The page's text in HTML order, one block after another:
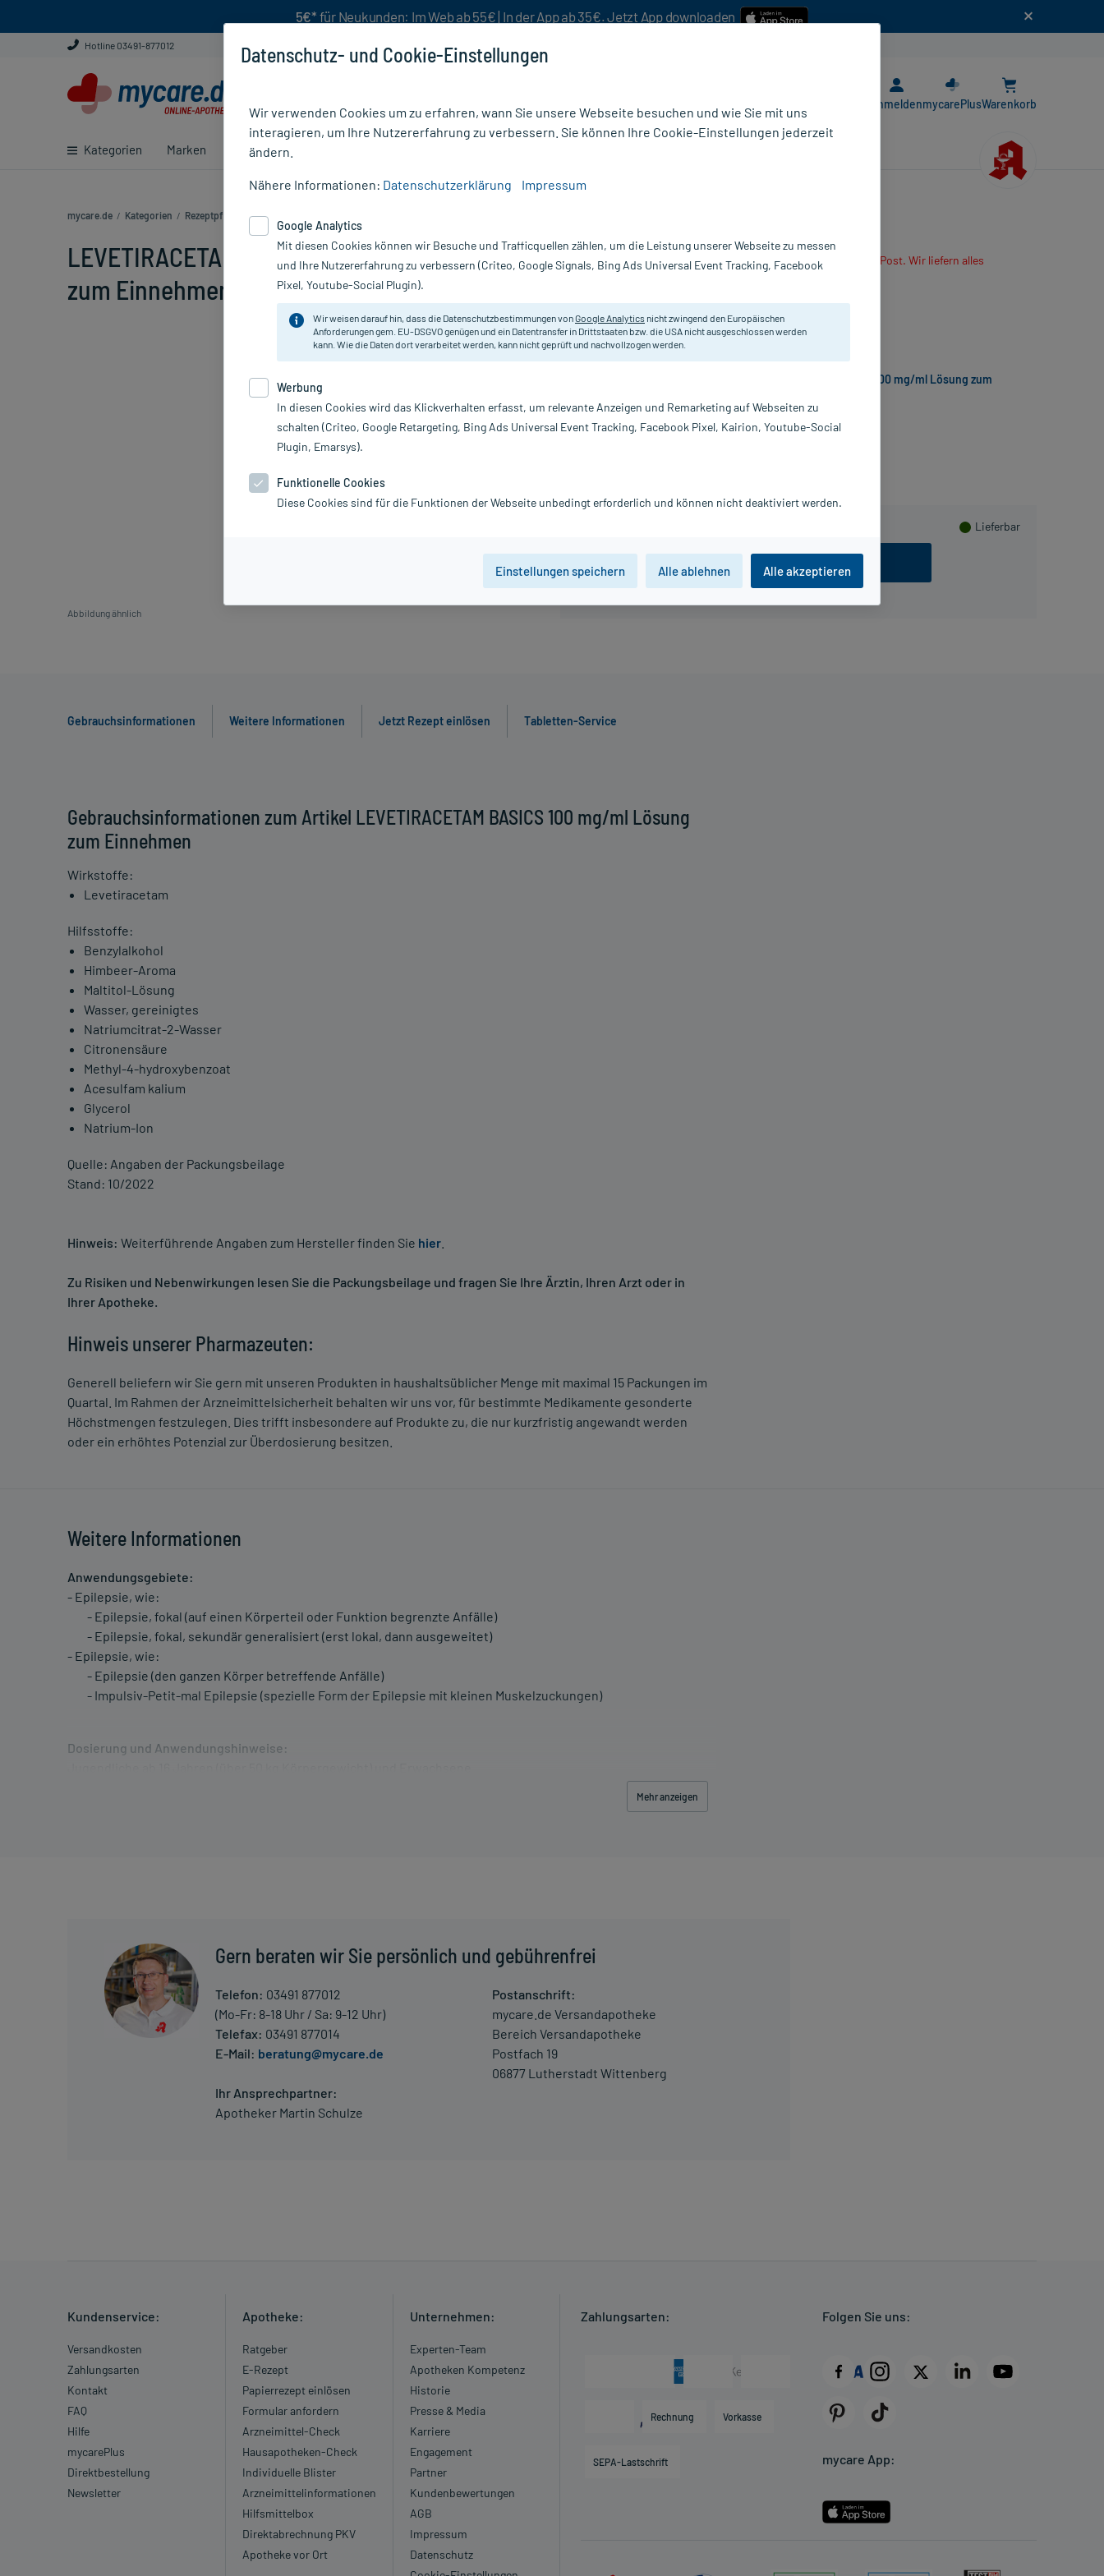
5€* für Neukunden: Im Web ab 55€ | In der App ab 35€. Jetzt App downloaden
Hotline 03491-877012
Kategorien Marken Ratgeber
AnmeldenmycarePlusWarenkorb
mycare.de / Kategorien / Rezeptpflichtige Medikamente
LEVETIRACETAM BASICS 100 mg/ml Lösung
zum Einnehmen, 300 ml
Abbildung ähnlich
43,16 €
Lieferbar
Scannen Sie Ihr E-Rezept in der mycare App oder senden es per Post. Wir liefern alles
versandkostenfrei* - inklusive Ihrer mitbestellten Produkte.
Darreichung:
Lösung zum Einnehmen
Inhalt:
300 ml
PZN:
Hersteller:
Basics GmbH
LEVETIRACETAM BASICS 100 mg/ml Lösung zum
Gebrauchsinformationen Weitere Informationen Jetzt Rezept einlösen Tabletten-Service
Gebrauchsinformationen zum Artikel LEVETIRACETAM BASICS 100 mg/ml Lösung
zum Einnehmen
Wirkstoffe:
Levetiracetam
Hilfsstoffe:
Benzylalkohol
Himbeer-Aroma
Maltitol-Lösung
Wasser, gereinigtes
Natriumcitrat-2-Wasser
Citronensäure
Methyl-4-hydroxybenzoat
Acesulfam kalium
Glycerol
Natrium-Ion
Quelle: Angaben der Packungsbeilage
Stand: 10/2022
Hinweis: Weiterführende Angaben zum Hersteller finden Sie hier
Zu Risiken und Nebenwirkungen lesen Sie die Packungsbeilage und fragen Sie Ihre Ärztin, Ihren Arzt oder in
Ihrer Apotheke.
Hinweis unserer Pharmazeuten:
Generell beliefern wir Sie gern mit unseren Produkten in haushaltsüblicher Menge mit maximal 15 Packungen im
Quartal. Im Rahmen der Arzneimittelsicherheit behalten wir uns vor, für bestimmte Medikamente gesonderte
Höchstmengen festzulegen. Dies trifft insbesondere auf Produkte zu, die nur kurzfristig angewandt werden
oder ein erhöhtes Potenzial zur Überdosierung besitzen.
Weitere Informationen
Anwendungsgebiete:
- Epilepsie, wie:
- Epilepsie, fokal (auf einen Körperteil oder Funktion begrenzte Anfälle)
- Epilepsie, fokal, sekundär generalisiert (erst lokal, dann ausgeweitet)
- Epilepsie, wie:
- Epilepsie (den ganzen Körper betreffende Anfälle)
- Impulsiv-Petit-mal Epilepsie (spezielle Form der Epilepsie mit kleinen Muskelzuckungen)
Dosierung und Anwendungshinweise:
Die Gesamtdosis sollte nicht ohne Rücksprache mit einem Arzt oder Apotheker überschritten werden.
Art der Anwendung?
Nehmen Sie das Arzneimittel ein. Sie können das Arzneimittel mit Wasser oder Tee verdünnen.
Die Anwendungsdauer richtet sich nach Art der Beschwerde und/oder Dauer der Erkrankung und wird deshalb
nur von Ihrem Arzt bestimmt. Prinzipiell ist die Dauer der Anwendung zeitlich nicht begrenzt, das Arzneimittel
kann daher längerfristig angewendet werden.
Dosierung. Im Zweifelsfalle fragen Sie Ihren Arzt oder Apotheker nach etwaigen Auswirkungen oder
Vorsichtsmaßnahmen.
Eine vom Arzt verordnete Dosierung kann von den Angaben der Packungsbeilage abweichen. Da der Arzt sie
individuell abstimmt, sollten Sie das Arzneimittel daher nach seinen Anweisungen anwenden.
Gegenanzeigen:
Was spricht gegen eine Anwendung?
Mehr anzeigen
Gern beraten wir Sie persönlich und gebührenfrei
Telefon: 03491 877012
(Mo-Fr: 8-18 Uhr / Sa: 9-12 Uhr)
Telefax: 03491 877014
E-Mail: beratung@mycare.de
Ihr Ansprechpartner:
Apotheker Martin Schulze
Postanschrift:
mycare.de Versandapotheke
Bereich Versandapotheke
Postfach 19
06877 Lutherstadt Wittenberg
Kundenservice:
Versandkosten
Zahlungsarten
Kontakt
FAQ
Hilfe
mycarePlus
Direktbestellung
Newsletter
Apotheke:
Ratgeber
E-Rezept
Papierrezept einlösen
Formular anfordern
Arzneimittel-Check
Hausapotheken-Check
Individuelle Blister
Arzneimittelinformationen
Hilfsmittelbox
Direktabrechnung PKV
Apotheke vor Ort
Unternehmen:
Experten-Team
Apotheken Kompetenz
Historie
Presse & Media
Karriere
Engagement
Partner
Kundenbewertungen
AGB
Impressum
Datenschutz
Zahlungsarten:
Rechnung Vorkasse
SEPA-Lastschrift
Folgen Sie uns:
mycare App:
Datenschutz- und Cookie-Einstellungen
Wir verwenden Cookies um zu erfahren, wann Sie unsere Webseite besuchen und wie Sie mit uns
interagieren, um Ihre Nutzererfahrung zu verbessern. Sie können Ihre Cookie-Einstellungen jederzeit
ändern.
Nähere Informationen: Datenschutzerklärung Impressum
Google Analytics
Mit diesen Cookies können wir Besuche und Trafficquellen zählen, um die Leistung unserer Webseite zu messen
und Ihre Nutzererfahrung zu verbessern (Criteo, Google Signals, Bing Ads Universal Event Tracking, Facebook
Pixel, Youtube-Social Plugin).
Wir weisen darauf hin, dass die Datenschutzbestimmungen vonGoogle Analytics nicht zwingend den Europäischen
Anforderungen gem. EU-DSGVO genügen und ein Datentransfer in Drittstaaten bzw. die USA nicht ausgeschlossen werden
kann. Wie die Daten dort verarbeitet werden, kann nicht geprüft und nachvollzogen werden.
Werbung
In diesen Cookies wird das Klickverhalten erfasst, um relevante Anzeigen und Remarketing auf Webseiten zu
schalten (Criteo, Google Retargeting, Bing Ads Universal Event Tracking, Facebook Pixel, Kairion, Youtube-Social
Plugin, Emarsys).
Funktionelle Cookies
Diese Cookies sind für die Funktionen der Webseite unbedingt erforderlich und können nicht deaktiviert werden.
Einstellungen speichern Alle ablehnen Alle akzeptieren